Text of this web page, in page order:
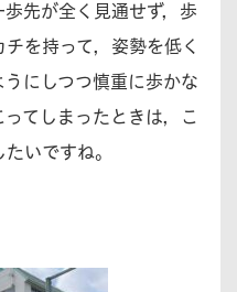
先が全く見通せず，歩
を持って，姿勢を低く
にしつつ慎重に歩かな
てしまったときは，こ
いですね。